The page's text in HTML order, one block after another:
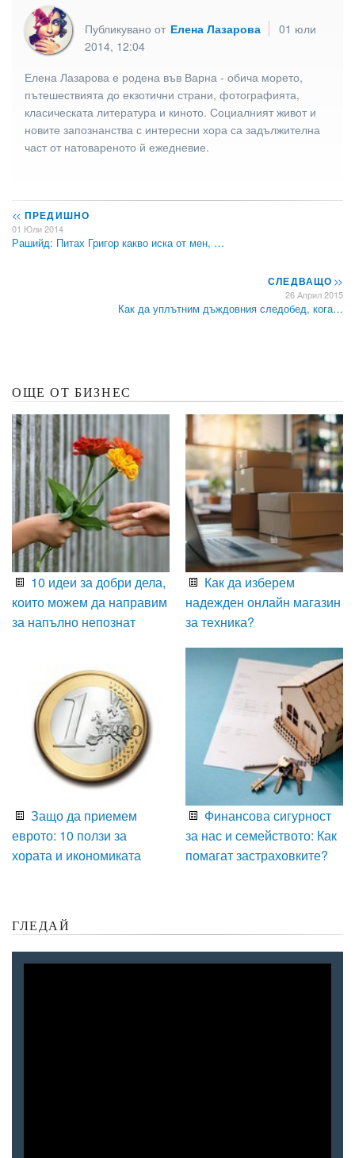
Публикувано от Елена Лазарова
01 юли
2014, 12:04
Елена Лазарова е родена във Варна - обича морето,
пътешествията до екзотични страни, фотографията,
класическата литература и киното. Социалният живот и
новите запознанства с интересни хора са задължителна
част от натовареното й ежедневие.
<< ПРЕДИШНО
01 Юли 2014
Рашийд: Питах Григор какво иска от мен, …
СЛЕДВАЩО>>
26 Април 2015
Как да уплътним дъждовния следобед, кога…
ОЩЕ ОТ БИЗНЕС
10 идеи за добри дела,
които можем да направим
за напълно непознат
Как да изберем
надежден онлайн магазин
за техника?
Защо да приемем
еврото: 10 ползи за
хората и икономиката
Финансова сигурност
за нас и семейството: Как
помагат застраховките?
ГЛЕДАЙ